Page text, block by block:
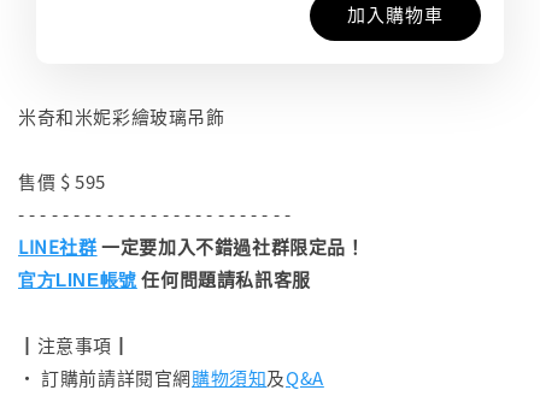
加入購物車
米奇和米妮彩繪玻璃吊飾
售價 $ 595
- - - - - - - - - - - - - - - - - - - - - - - - -
LINE社群一定要加入不錯過社群限定品！
官方LINE帳號 任何問題請私訊客服
┃注意事項┃
• 訂購前請詳閱官網購物須知及Q&A